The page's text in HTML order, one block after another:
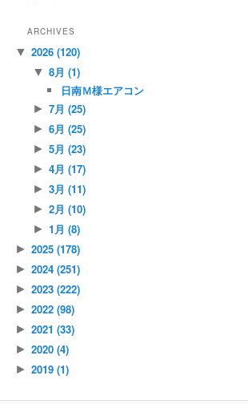
ARCHIVES
▼ 2026(120)
▼ 8月 (1)
日南Ｍ様エアコン
► 7月 (25)
► 6月 (25)
► 5月 (23)
► 4月 (17)
► 3月 (11)
► 2月 (10)
► 1月 (8)
► 2025(178)
► 2024(251)
► 2023(222)
► 2022(98)
► 2021(33)
► 2020(4)
► 2019(1)